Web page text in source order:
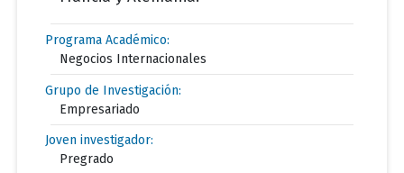
Programa Académico:
Negocios Internacionales
Grupo de Investigación:
Empresariado
Joven investigador:
Pregrado